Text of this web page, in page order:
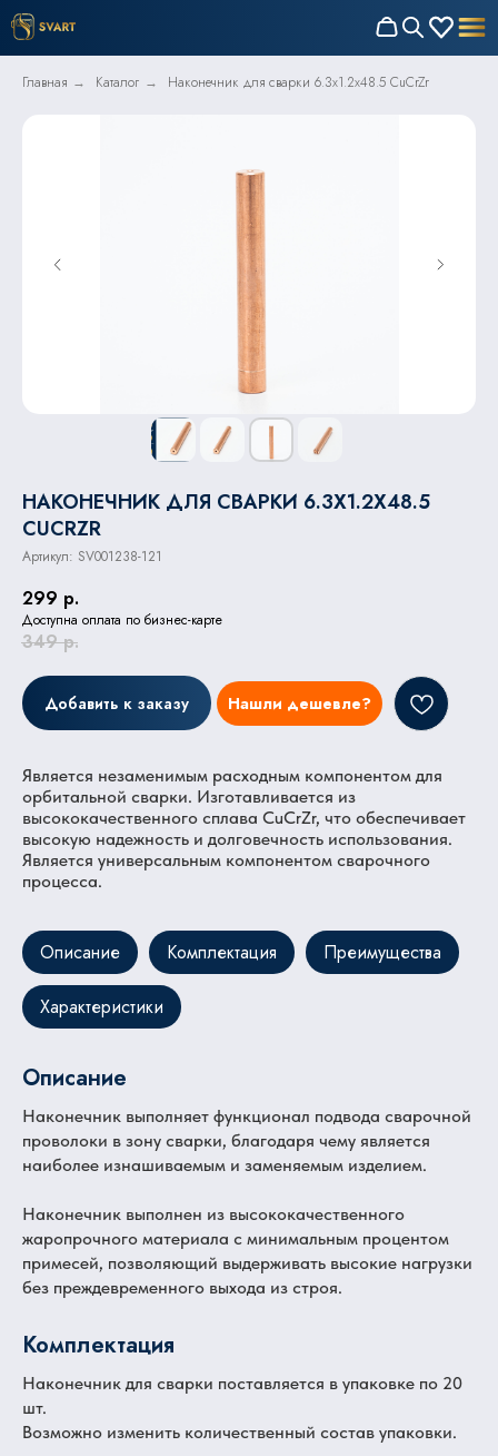
Главная → Каталог → Наконечник для сварки 6.3x1.2x48.5 CuCrZr
НАКОНЕЧНИК ДЛЯ СВАРКИ 6.3X1.2X48.5
CUCRZR
Артикул: SV001238-121
299 р.
Доступна оплата по бизнес-карте
349 р.
Добавить к заказу Нашли дешевле?
Является незаменимым расходным компонентом для
орбитальной сварки. Изготавливается из
высококачественного сплава CuCrZr, что обеспечивает
высокую надежность и долговечность использования.
Является универсальным компонентом сварочного
процесса.
Описание Комплектация Преимущества
Характеристики
Описание
Наконечник выполняет функционал подвода сварочной
проволоки в зону сварки, благодаря чему является
наиболее изнашиваемым и заменяемым изделием.
Наконечник выполнен из высококачественного
жаропрочного материала с минимальным процентом
примесей, позволяющий выдерживать высокие нагрузки
без преждевременного выхода из строя.
Комплектация
Наконечник для сварки поставляется в упаковке по 20
шт.
Возможно изменить количественный состав упаковки.